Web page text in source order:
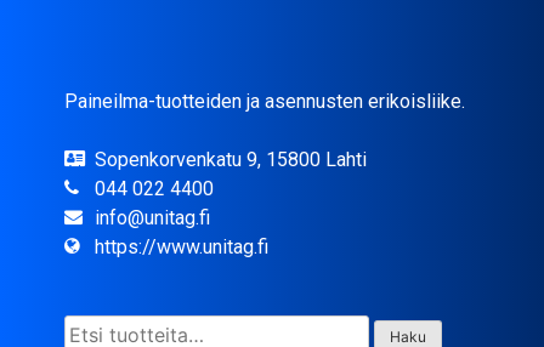
Paineilma-tuotteiden ja asennusten erikoisliike.
Sopenkorvenkatu 9, 15800 Lahti
044 022 4400
info@unitag.fi
https://www.unitag.fi
Etsi: Haku